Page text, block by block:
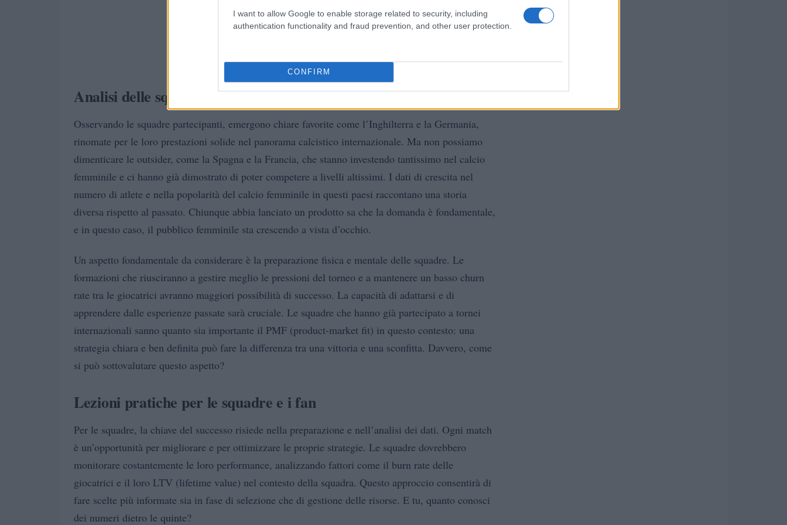
I want to allow Google to enable storage related to security, including
authentication functionality and fraud prevention, and other user protection.
CONFIRM
Analisi delle squadre e dei risultati attesi
Osservando le squadre partecipanti, emergono chiare favorite come l’Inghilterra e la Germania,
rinomate per le loro prestazioni solide nel panorama calcistico internazionale. Ma non possiamo
dimenticare le outsider, come la Spagna e la Francia, che stanno investendo tantissimo nel calcio
femminile e ci hanno già dimostrato di poter competere a livelli altissimi. I dati di crescita nel
numero di atlete e nella popolarità del calcio femminile in questi paesi raccontano una storia
diversa rispetto al passato. Chiunque abbia lanciato un prodotto sa che la domanda è fondamentale,
e in questo caso, il pubblico femminile sta crescendo a vista d’occhio.
Un aspetto fondamentale da considerare è la preparazione fisica e mentale delle squadre. Le
formazioni che riusciranno a gestire meglio le pressioni del torneo e a mantenere un basso churn
rate tra le giocatrici avranno maggiori possibilità di successo. La capacità di adattarsi e di
apprendere dalle esperienze passate sarà cruciale. Le squadre che hanno già partecipato a tornei
internazionali sanno quanto sia importante il PMF (product-market fit) in questo contesto: una
strategia chiara e ben definita può fare la differenza tra una vittoria e una sconfitta. Davvero, come
si può sottovalutare questo aspetto?
Lezioni pratiche per le squadre e i fan
Per le squadre, la chiave del successo risiede nella preparazione e nell’analisi dei dati. Ogni match
è un’opportunità per migliorare e per ottimizzare le proprie strategie. Le squadre dovrebbero
monitorare costantemente le loro performance, analizzando fattori come il burn rate delle
giocatrici e il loro LTV (lifetime value) nel contesto della squadra. Questo approccio consentirà di
fare scelte più informate sia in fase di selezione che di gestione delle risorse. E tu, quanto conosci
dei numeri dietro le quinte?